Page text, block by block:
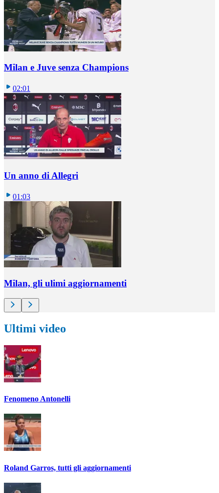
Milan e Juve senza Champions
02:01
Un anno di Allegri
01:03
Milan, gli ulimi aggiornamenti
Ultimi video
Fenomeno Antonelli
Roland Garros, tutti gli aggiornamenti